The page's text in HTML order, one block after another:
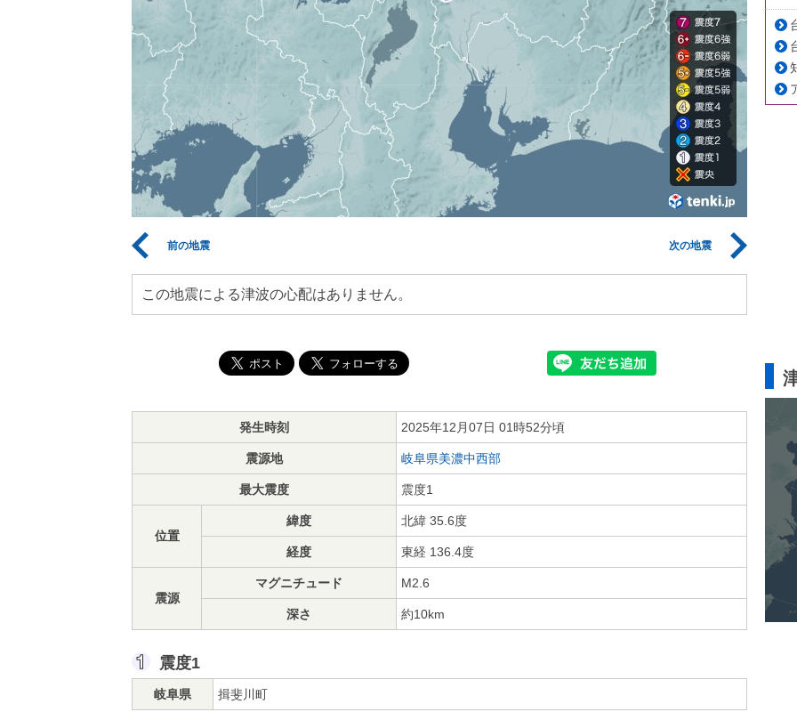
前の地震 次の地震
この地震による津波の心配はありません。
発生時刻 2025年12月07日 01時52分頃
震源地 岐阜県美濃中西部
最大震度 震度1
位置
緯度 北緯 35.6度
経度 東経 136.4度
震源
マグニチュード M2.6
深さ 約10km
震度1
岐阜県 揖斐川町